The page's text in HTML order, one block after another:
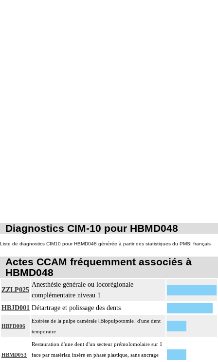
Diagnostics CIM-10 pour HBMD048
Liste de diagnostics CIM10 pour HBMD048 générée à partir des statistiques du PMSI français
Actes CCAM fréquemment associés à
HBMD048
ZZLP025
Anesthésie générale ou locorégionale
complémentaire niveau 1
HBJD001 Détartrage et polissage des dents
HBFD006
Exérèse de la pulpe camérale [Biopulpotomie] d'une dent
temporaire
HBMD053
Restauration d'une dent d'un secteur prémolomolaire sur 1
face par matériau inséré en phase plastique, sans ancrage